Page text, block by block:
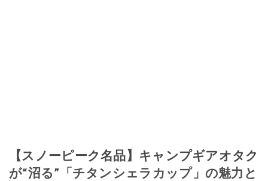
【スノーピーク名品】キャンプギアオタク
が“沼る”「チタンシェラカップ」の魅力と